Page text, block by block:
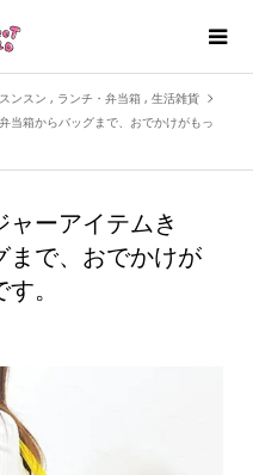
ンスン , ランチ・弁当箱 , 生活雑貨
当箱からバッグまで、おでかけがもっ
ーアイテムき
まで、おでかけが
。